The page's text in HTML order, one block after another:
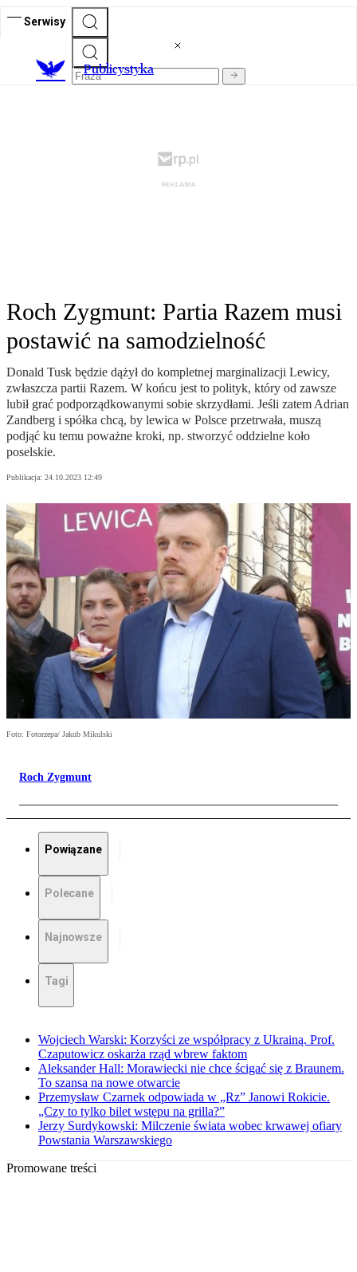
Serwisy
Publicystyka
Roch Zygmunt: Partia Razem musi
postawić na samodzielność
Donald Tusk będzie dążył do kompletnej marginalizacji Lewicy,
zwłaszcza partii Razem. W końcu jest to polityk, który od zawsze
lubił grać podporządkowanymi sobie skrzydłami. Jeśli zatem Adrian
Zandberg i spółka chcą, by lewica w Polsce przetrwała, muszą
podjąć ku temu poważne kroki, np. stworzyć oddzielne koło
poselskie.
Publikacja: 24.10.2023 12:49
Foto: Fotorzepa/ Jakub Mikulski
Roch Zygmunt
Powiązane
Polecane
Najnowsze
Tagi
Wojciech Warski: Korzyści ze współpracy z Ukrainą. Prof.
Czaputowicz oskarża rząd wbrew faktom
Aleksander Hall: Morawiecki nie chce ścigać się z Braunem.
To szansa na nowe otwarcie
Przemysław Czarnek odpowiada w „Rz” Janowi Rokicie.
„Czy to tylko bilet wstępu na grilla?”
Jerzy Surdykowski: Milczenie świata wobec krwawej ofiary
Powstania Warszawskiego
Promowane treści